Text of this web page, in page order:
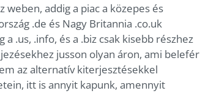
addig a piac a közepes és
.de és Nagy Britannia .co.uk
.us, .info, és a .biz csak kisebb részhez
jusson olyan áron, ami belefér
az alternatív kiterjesztésekkel
itt is annyit kapunk, amennyit